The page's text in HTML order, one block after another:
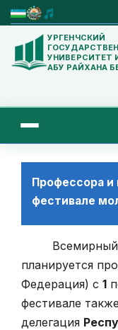
УРГЕНЧСКИЙ
УНИВЕРСИТЕТ
АБУ РАЙХАНА
Профессора и
фестивале
планируется
Федерация) с 1
фестивале
делегация